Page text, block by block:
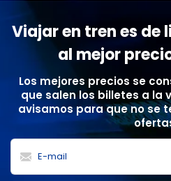
Viajar en tren es de
al mejor
Los mejores precios se
que salen los billetes a la
avisamos para que no se